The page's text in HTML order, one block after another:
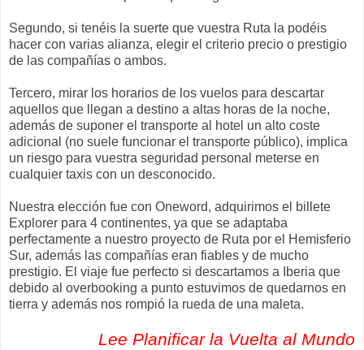
Segundo, si tenéis la suerte que vuestra Ruta la podéis
hacer con varias alianza, elegir el criterio precio o prestigio
de las compañías o ambos.
Tercero, mirar los horarios de los vuelos para descartar
aquellos que llegan a destino a altas horas de la noche,
además de suponer el transporte al hotel un alto coste
adicional (no suele funcionar el transporte público), implica
un riesgo para vuestra seguridad personal meterse en
cualquier taxis con un desconocido.
Nuestra elección fue con Oneword, adquirimos el billete
Explorer para 4 continentes, ya que se adaptaba
perfectamente a nuestro proyecto de Ruta por el Hemisferio
Sur, además las compañías eran fiables y de mucho
prestigio. El viaje fue perfecto si descartamos a Iberia que
debido al overbooking a punto estuvimos de quedarnos en
tierra y además nos rompió la rueda de una maleta.
Lee Planificar la Vuelta al Mundo